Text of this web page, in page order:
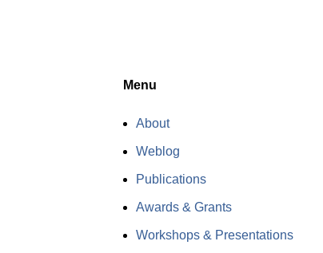
Menu
About
Weblog
Publications
Awards & Grants
Workshops & Presentations